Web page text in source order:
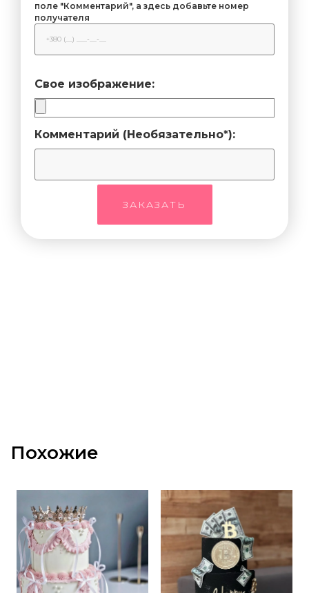
поле "Комментарий", а здесь добавьте номер
получателя
Свое изображение:
Комментарий (Необязательно*):
Похожие